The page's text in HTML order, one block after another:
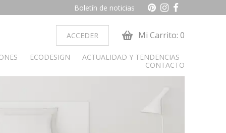
Boletín de noticias
ACCEDER Mi Carrito: 0
ECODESIGN
ACTUALIDAD Y TENDENCIAS
CONTACTO
Dormitorio juvenil